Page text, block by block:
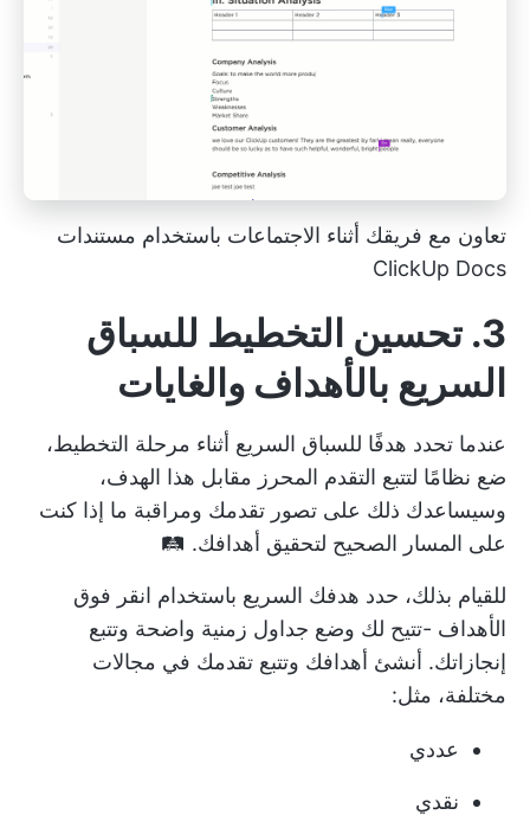
تعاون مع فريقك أثناء الاجتماعات باستخدام مستندات
ClickUp Docs
3. تحسين التخطيط للسباق
السريع بالأهداف والغايات
عندما تحدد هدفًا للسباق السريع أثناء مرحلة التخطيط،
ضع نظامًا لتتبع التقدم المحرز مقابل هذا الهدف،
وسيساعدك ذلك على تصور تقدمك ومراقبة ما إذا كنت
على المسار الصحيح لتحقيق أهدافك. 🛤️
للقيام بذلك، حدد هدفك السريع باستخدام انقر فوق
الأهداف -تتيح لك وضع جداول زمنية واضحة وتتبع
إنجازاتك. أنشئ أهدافك وتتبع تقدمك في مجالات
مختلفة، مثل:
عددي
نقدي